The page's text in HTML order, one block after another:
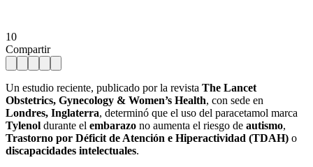
10
Compartir
Un estudio reciente, publicado por la revista The Lancet
Obstetrics, Gynecology & Women’s Health, con sede en
Londres, Inglaterra, determinó que el uso del paracetamol marca
Tylenol durante el embarazo no aumenta el riesgo de autismo,
Trastorno por Déficit de Atención e Hiperactividad (TDAH) o
discapacidades intelectuales.